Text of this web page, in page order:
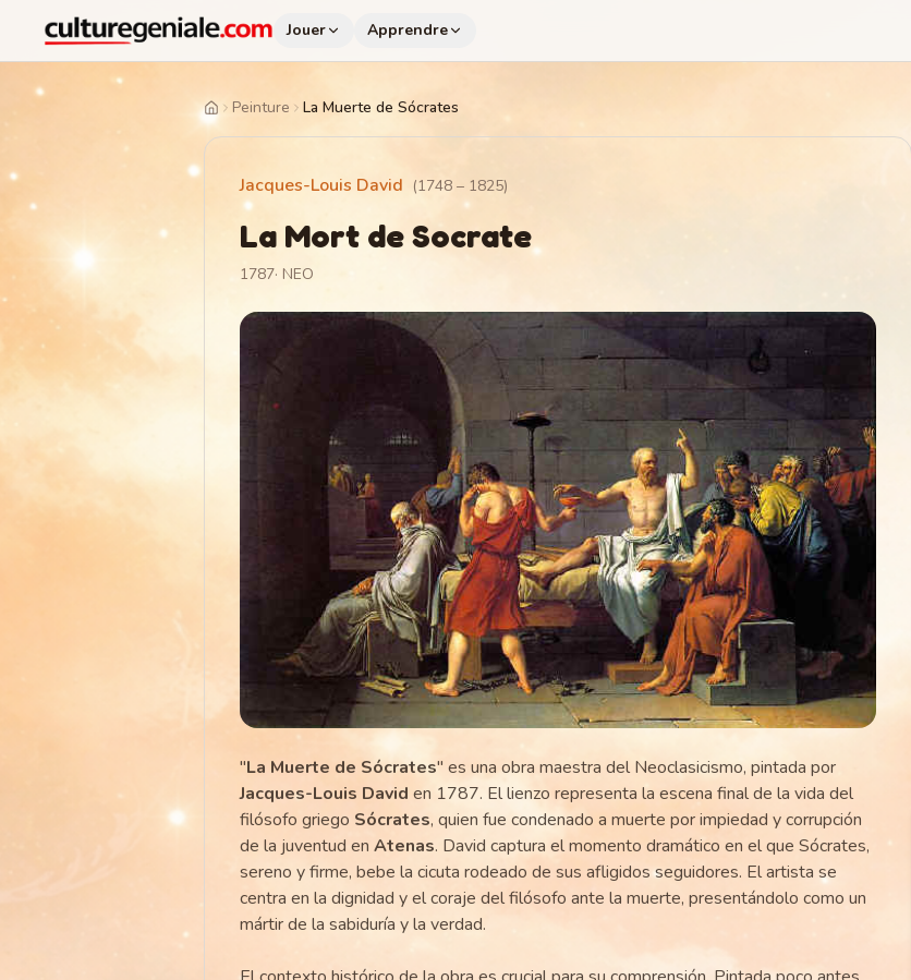
Jouer Apprendre
HomePeinture La Muerte de Sócrates
Jacques-Louis David (1748– 1825)
La Mort de Socrate
1787· NEO
"La Muerte de Sócrates" es una obra maestra del Neoclasicismo, pintada por
Jacques-Louis David en 1787. El lienzo representa la escena final de la vida del
filósofo griego Sócrates, quien fue condenado a muerte por impiedad y corrupción
de la juventud en Atenas. David captura el momento dramático en el que Sócrates,
sereno y firme, bebe la cicuta rodeado de sus afligidos seguidores. El artista se
centra en la dignidad y el coraje del filósofo ante la muerte, presentándolo como un
mártir de la sabiduría y la verdad.